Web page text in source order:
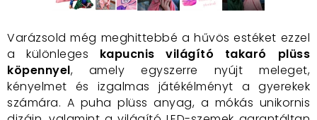
Varázsold még meghittebbé a hűvös estéket ezzel
a különleges kapucnis világító takaró plüss
köpennyel, amely egyszerre nyújt meleget,
kényelmet és izgalmas játékélményt a gyerekek
számára. A puha plüss anyag, a mókás unikornis